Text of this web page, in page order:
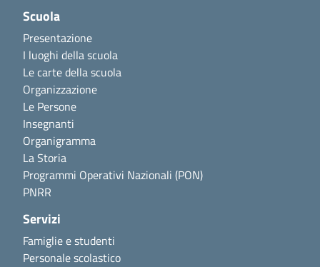
Scuola
Presentazione
I luoghi della scuola
Le carte della scuola
Organizzazione
Le Persone
Insegnanti
Organigramma
La Storia
Programmi Operativi Nazionali (PON)
PNRR
Servizi
Famiglie e studenti
Personale scolastico